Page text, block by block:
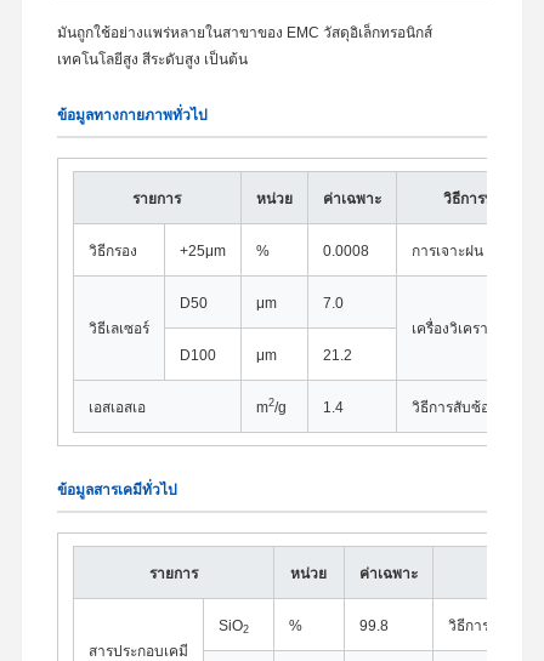
มันถูกใช้อย่างแพร่หลายในสาขาของ EMC วัสดุอิเล็กทรอนิกส์
เทคโนโลยีสูง สีระดับสูง เป็นต้น
ข้อมูลทางกายภาพทั่วไป
รายการ หน่วย ค่าเฉพาะ วิธีการทดสอบ
วิธีกรอง +25μm % 0.0008 การเจาะฝน
วิธีเลเซอร์
D50 μm
7.0
เครื่องวิเคราะห์เลเซอ
D100
μm 21.2
เอสเอสเอ m2/g 1.4 วิธีการสับซ้อนไนโตร
ข้อมูลสารเคมีทั่วไป
รายการ หน่วย ค่าเฉพาะ
สารประกอบเคมี
SiO2 % 99.8 วิธีการชั่งน้ําห